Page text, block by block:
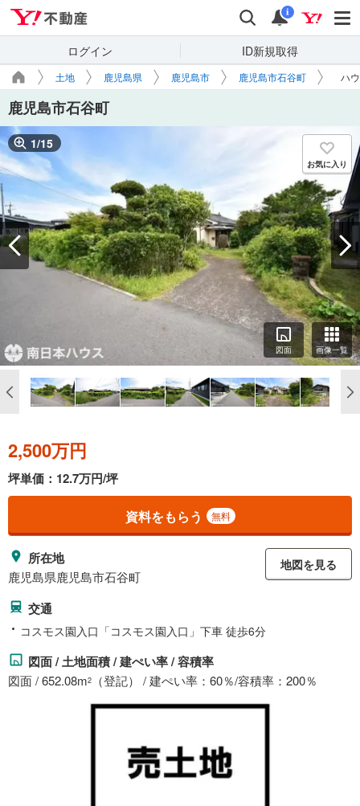
検索 通知
i
ログイン ID新規取得
土地 鹿児島県 鹿児島市 鹿児島市石谷町 ハ
鹿児島市石谷町
1/15
お気に入り
図面 画像一覧
2,500万円
坪単価：12.7万円/坪
資料をもらう 無料
所在地
鹿児島県鹿児島市石谷町
地図を見る
交通
コスモス園入口「コスモス園入口」下車 徒歩6分
図面 / 土地面積 / 建ぺい率 / 容積率
図面 / 652.08m2 （登記） / 建ぺい率：60％/容積率：200％